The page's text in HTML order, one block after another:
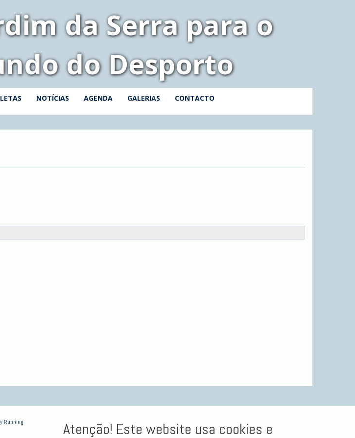
da Serra para o
do Desporto
NOTÍCIAS AGENDA GALERIAS CONTACTO
Atenção! Este website usa cookies e